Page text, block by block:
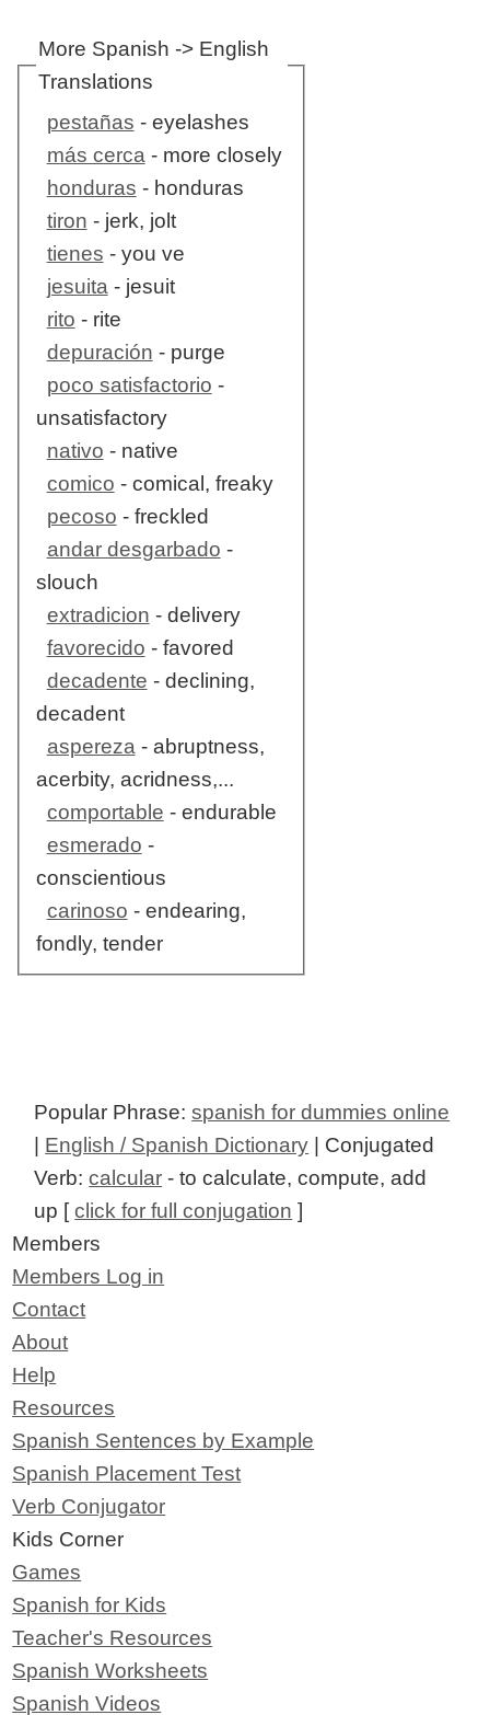
More Spanish -> English
Translations
pestañas - eyelashes
más cerca - more closely
honduras - honduras
tiron - jerk, jolt
tienes - you ve
jesuita - jesuit
rito - rite
depuración - purge
poco satisfactorio -
unsatisfactory
nativo - native
comico - comical, freaky
pecoso - freckled
andar desgarbado -
slouch
extradicion - delivery
favorecido - favored
decadente - declining,
decadent
aspereza - abruptness,
acerbity, acridness,...
comportable - endurable
esmerado -
conscientious
carinoso - endearing,
fondly, tender
Popular Phrase:spanish for dummies online
English / Spanish Dictionary | Conjugated
Verb:calcular - to calculate, compute, add
up [click for full conjugation ]
Members
Members Log in
Contact
About
Help
Resources
Spanish Sentences by Example
Spanish Placement Test
Verb Conjugator
Kids Corner
Games
Spanish for Kids
Teacher's Resources
Spanish Worksheets
Spanish Videos